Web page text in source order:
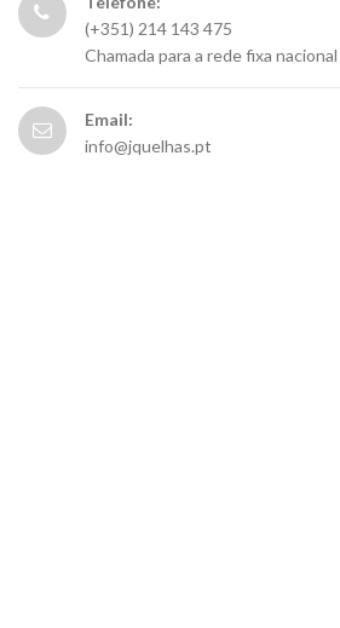
(+351) 214 143 475
Chamada para a rede fixa nacional
Email:
info@jquelhas.pt